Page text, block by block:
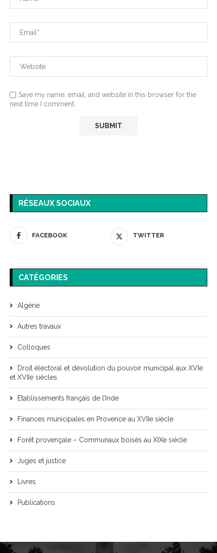
Save my name, email, and website in this browser for the
next time I comment.
RÉSEAUX SOCIAUX
FACEBOOK TWITTER
CATÉGORIES
Algérie
Autres travaux
Colloques
Droit électoral et dévolution du pouvoir municipal aux XVIe
et XVIIe siècles
Etablissements français de l’Inde
Finances municipales en Provence au XVIIe siècle
Forêt provençale – Communaux boisés au XIXe siècle
Juges et justice
Livres
Publications